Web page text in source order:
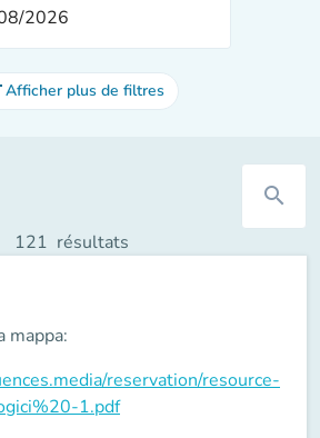
Afficher plus de filtres
search
121 résultats
mappa:
reservation/resource-
1.pdf